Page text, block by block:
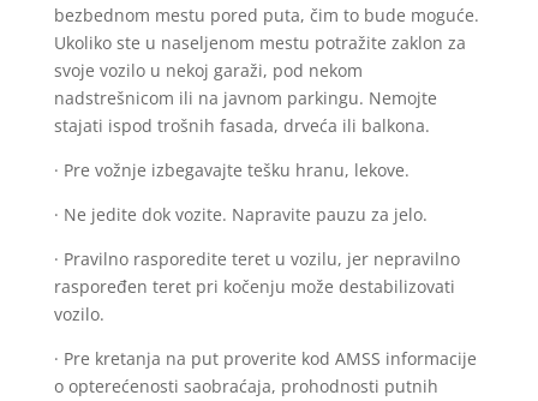
bezbednom mestu pored puta, čim to bude moguće.
Ukoliko ste u naseljenom mestu potražite zaklon za
svoje vozilo u nekoj garaži, pod nekom
nadstrešnicom ili na javnom parkingu. Nemojte
stajati ispod trošnih fasada, drveća ili balkona.
· Pre vožnje izbegavajte tešku hranu, lekove.
· Ne jedite dok vozite. Napravite pauzu za jelo.
· Pravilno rasporedite teret u vozilu, jer nepravilno
raspoređen teret pri kočenju može destabilizovati
vozilo.
· Pre kretanja na put proverite kod AMSS informacije
o opterećenosti saobraćaja, prohodnosti putnih